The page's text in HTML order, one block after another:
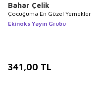
Bahar Çelik
Çocuğuma En Güzel Yemekler
Ekinoks Yayın Grubu
341,00 TL